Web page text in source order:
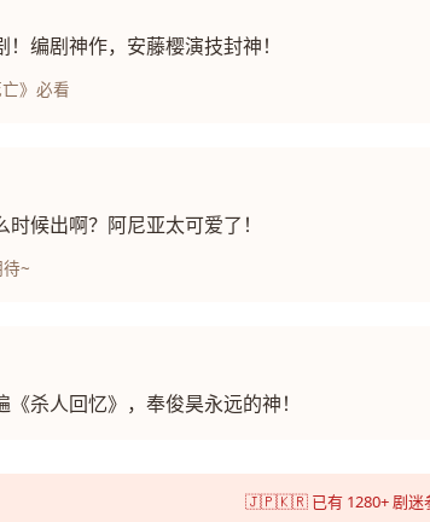
！编剧神作，安藤樱演技封神！
》必看
候出啊？阿尼亚太可爱了！
~
《杀人回忆》，奉俊昊永远的神！
🇯🇵🇰🇷 已有 1280+ 剧迷